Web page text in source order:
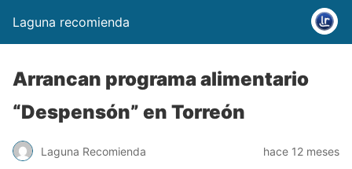
Laguna recomienda
Arrancan programa alimentario
“Despensón” en Torreón
Laguna Recomienda hace 12 meses